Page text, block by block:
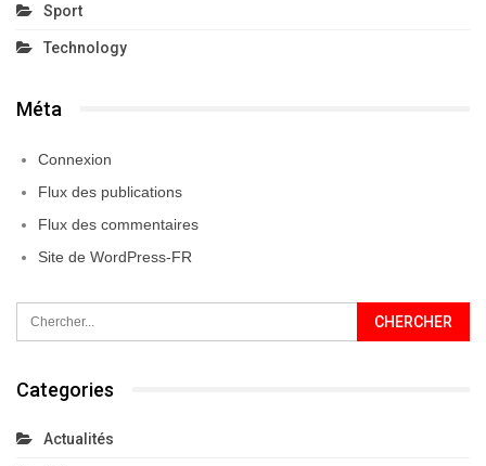
Sport
Technology
Méta
Connexion
Flux des publications
Flux des commentaires
Site de WordPress-FR
Categories
Actualités